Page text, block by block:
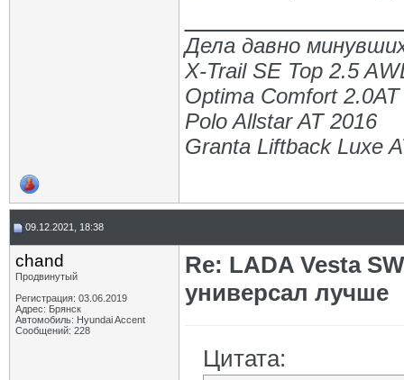
Дела давно
X-Trail SE Top 2.5
Optima Comfort
Polo Allstar AT 2016
Granta Liftback Luxe
09.12.2021, 18:38
chand
Продвинутый
Регистрация: 03.06.2019
Адрес: Брянск
Автомобиль: Hyundai Accent
Сообщений: 228
Re: LADA Vesta
универсал лучше
Цитата: